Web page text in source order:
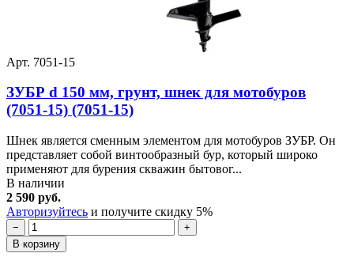
Арт. 7051-15
ЗУБР d 150 мм, грунт, шнек для мотобуров
(7051-15) (7051-15)
Шнек является сменным элементом для мотобуров ЗУБР. Он
представляет собой винтообразный бур, который широко
применяют для бурения скважин бытовог...
В наличии
2 590 руб.
Авторизуйтесь и получите скидку 5%
−
+
В корзину